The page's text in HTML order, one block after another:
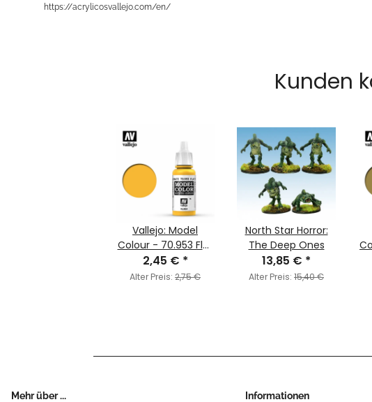
https://acrylicosvallejo.com/en/
Kunden
Vallejo: Model
Colour - 70.953 Flat
Yellow (MC015)
2,45 € *
Alter Preis: 2,75 €
North Star Horror:
The Deep Ones
13,85 € *
Alter Preis: 15,40 €
Mehr über ... Informationen